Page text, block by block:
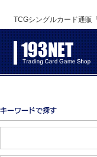
TCGシングルカード通販